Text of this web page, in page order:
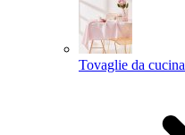
Tovaglie da cucina